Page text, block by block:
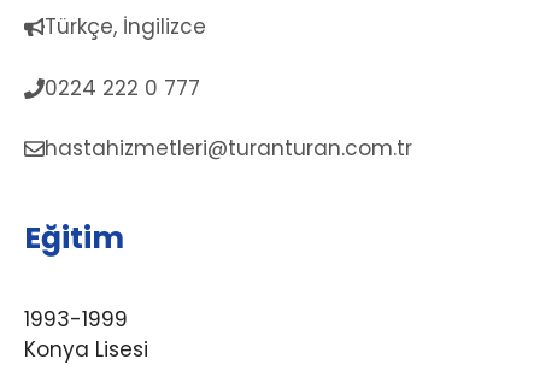
Türkçe, İngilizce
0224 222 0 777
hastahizmetleri@turanturan.com.tr
Eğitim
1993-1999
Konya Lisesi